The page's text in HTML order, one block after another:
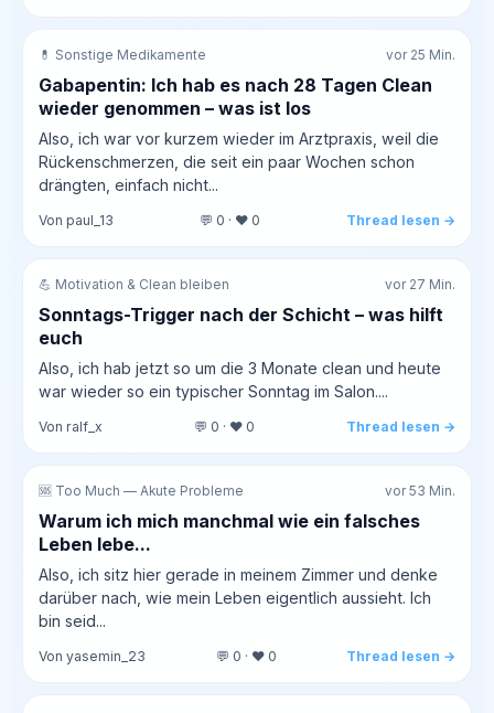
💊 Sonstige Medikamente vor 25 Min.
Gabapentin: Ich hab es nach 28 Tagen Clean
wieder genommen – was ist los
Also, ich war vor kurzem wieder im Arztpraxis, weil die
Rückenschmerzen, die seit ein paar Wochen schon
drängten, einfach nicht...
Von paul_13 💬 0 · ❤️ 0 Thread lesen →
💪 Motivation & Clean bleiben vor 27 Min.
Sonntags-Trigger nach der Schicht – was hilft
euch
Also, ich hab jetzt so um die 3 Monate clean und heute
war wieder so ein typischer Sonntag im Salon....
Von ralf_x 💬 0 · ❤️ 0 Thread lesen →
🆘 Too Much — Akute Probleme vor 53 Min.
Warum ich mich manchmal wie ein falsches
Leben lebe...
Also, ich sitz hier gerade in meinem Zimmer und denke
darüber nach, wie mein Leben eigentlich aussieht. Ich
bin seid...
Von yasemin_23 💬 0 · ❤️ 0 Thread lesen →